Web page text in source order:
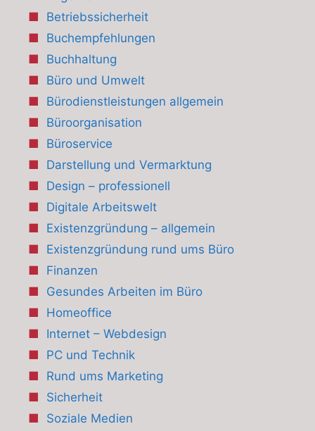
Betriebssicherheit
Buchempfehlungen
Buchhaltung
Büro und Umwelt
Bürodienstleistungen allgemein
Büroorganisation
Büroservice
Darstellung und Vermarktung
Design – professionell
Digitale Arbeitswelt
Existenzgründung – allgemein
Existenzgründung rund ums Büro
Finanzen
Gesundes Arbeiten im Büro
Homeoffice
Internet – Webdesign
PC und Technik
Rund ums Marketing
Sicherheit
Soziale Medien